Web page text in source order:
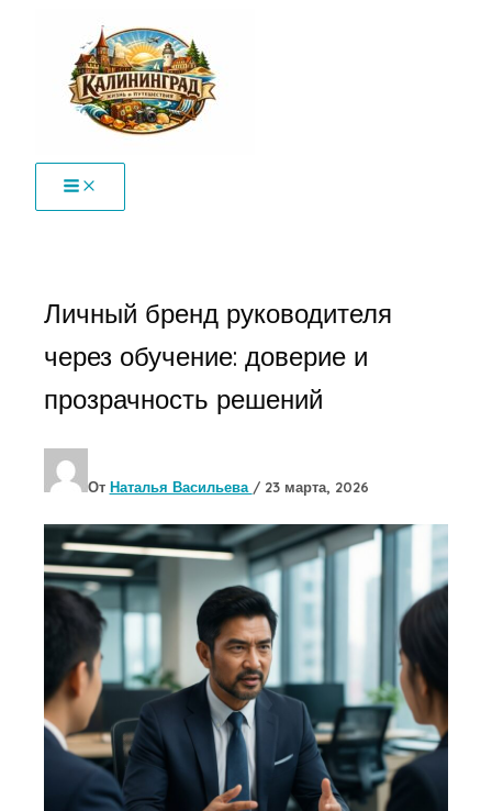
содержимому
Личный бренд руководителя
через обучение: доверие и
прозрачность решений
От Наталья Васильева / 23 марта, 2026